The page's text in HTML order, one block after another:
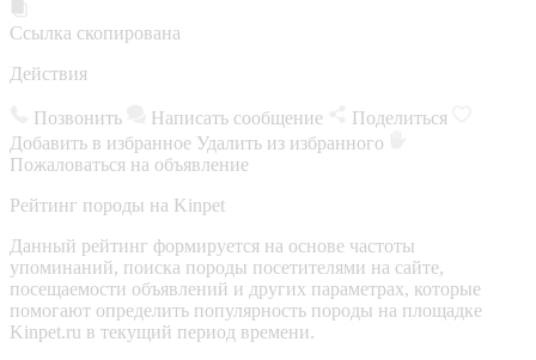
Ссылка скопирована
Действия
Позвонить Написать сообщение
Поделиться
Добавить в избранное Удалить из избранного
Пожаловаться на объявление
Рейтинг породы на Kinpet
Данный рейтинг формируется на основе частоты
упоминаний, поиска породы посетителями на сайте,
посещаемости объявлений и других параметрах, которые
помогают определить популярность породы на площадке
Kinpet.ru в текущий период времени.